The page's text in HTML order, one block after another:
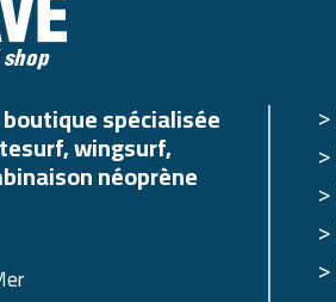
spécialisée
wingsurf,
néoprène